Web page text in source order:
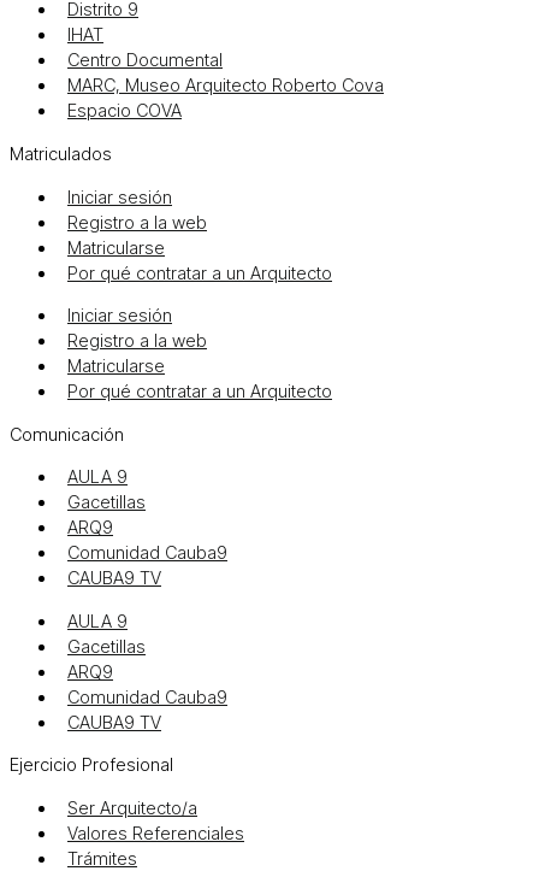
Distrito 9
IHAT
Centro Documental
MARC, Museo Arquitecto Roberto Cova
Espacio COVA
Matriculados
Iniciar sesión
Registro a la web
Matricularse
Por qué contratar a un Arquitecto
Iniciar sesión
Registro a la web
Matricularse
Por qué contratar a un Arquitecto
Comunicación
AULA 9
Gacetillas
ARQ9
Comunidad Cauba9
CAUBA9 TV
AULA 9
Gacetillas
ARQ9
Comunidad Cauba9
CAUBA9 TV
Ejercicio Profesional
Ser Arquitecto/a
Valores Referenciales
Trámites